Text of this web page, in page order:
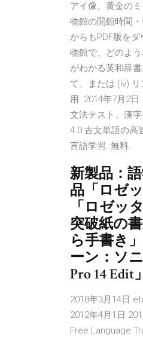
アイ像、黄金の
物館の開館時間
からもPDF版を
物館で、どのよ
がわかる英和辞
て、または (iv)
用 2014年7月2日
文法テスト、漢
4.0 古文単語の高
言語学習. 無料.
新製品：
品「ロゼ
「ロゼッ
突破紙の
ら手書き
ーン：ソ
Pro 14 Edit
2018年3月14日
2012年4月1日
Free Language